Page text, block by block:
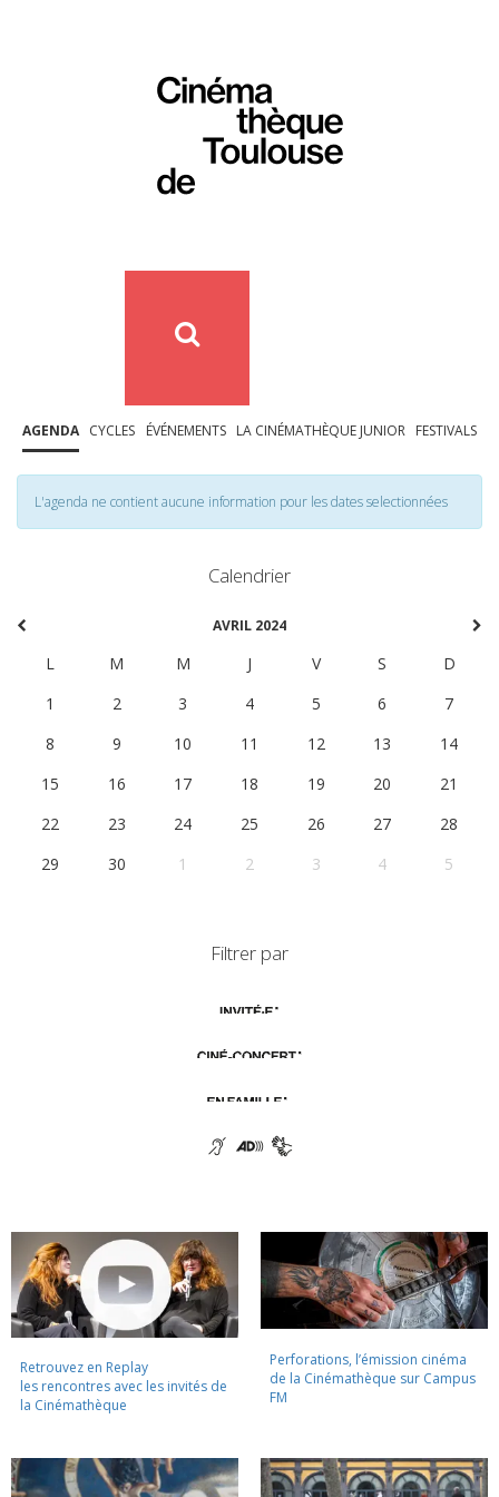
AGENDA CYCLES ÉVÉNEMENTS LA CINÉMATHÈQUE JUNIOR FESTIVALS
L'agenda ne contient aucune information pour les dates selectionnées
Calendrier
AVRIL 2024
L M M J V S
D
1
2 3 4 5 6
7
8
9 10 11 12 13
14
15
16 17 18 19 20
21
22
23 24 25 26 27
28
29
30 1 2 3 4 5
Filtrer par
Retrouvez en Replay
les rencontres avec les invités de
la Cinémathèque
Perforations, l’émission cinéma
de la Cinémathèque sur Campus
FM